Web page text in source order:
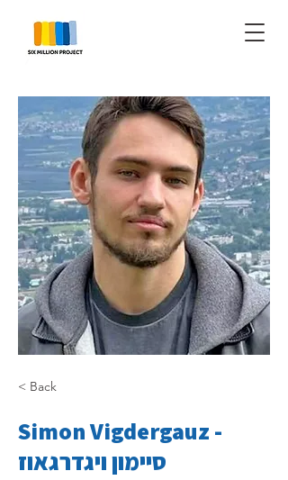
< Back
Simon Vigdergauz -
סיימון ויגדרגאוז